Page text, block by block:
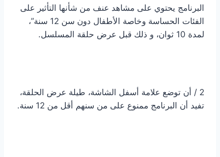
البرنامج يحتوي على مشاهد عنف من شأنها التأثير على
الفئات الحساسة وخاصة الأطفال دون سن 12 سنة”،
لمدة 10 ثوان، و ذلك قبل عرض حلقة المسلسل.
2 / أن توضع علامة أسفل الشاشة، طيلة عرض الحلقة،
تفيد أن البرنامج ممنوع على من سنهم أقل من 12 سنة.